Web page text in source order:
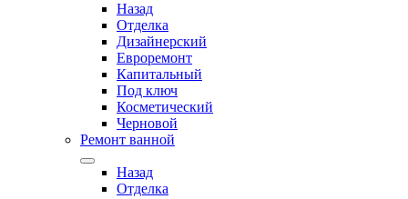
Назад
Отделка
Дизайнерский
Евроремонт
Капитальный
Под ключ
Косметический
Черновой
Ремонт ванной
Назад
Отделка